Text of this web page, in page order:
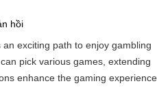
hồi
exciting path to enjoy gambling
pick various games, extending
enhance the gaming experience